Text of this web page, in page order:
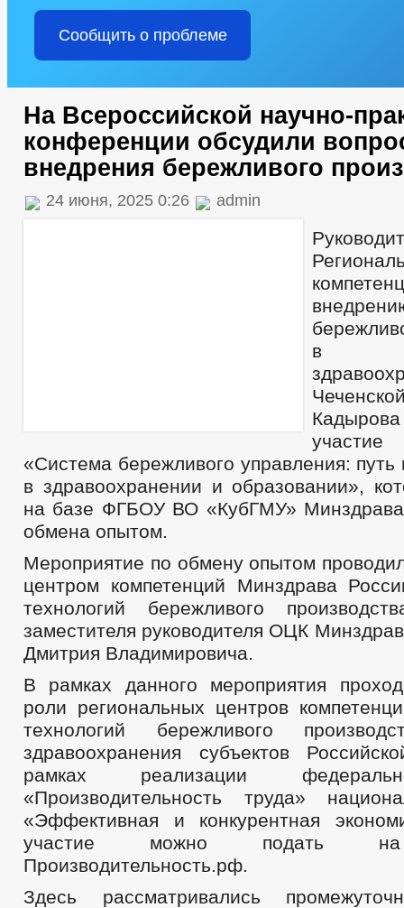
Сообщить о проблеме
На Всероссийской научно-
конференции обсудили
внедрения бережливого
24 июня, 2025 0:26 admin
в
участие
«Система бережливого управления: путь
в здравоохранении и образовании»,
на базе ФГБОУ ВО «КубГМУ»
обмена опытом.
Мероприятие по обмену опытом
центром компетенций Минздрава
технологий бережливого
заместителя руководителя ОЦК
Дмитрия Владимировича.
В рамках данного мероприятия
роли региональных центров
технологий бережливого
здравоохранения субъектов
рамках реализации
«Производительность труда»
«Эффективная и конкурентная
участие можно подать на
Производительность.рф.
Здесь рассматривались